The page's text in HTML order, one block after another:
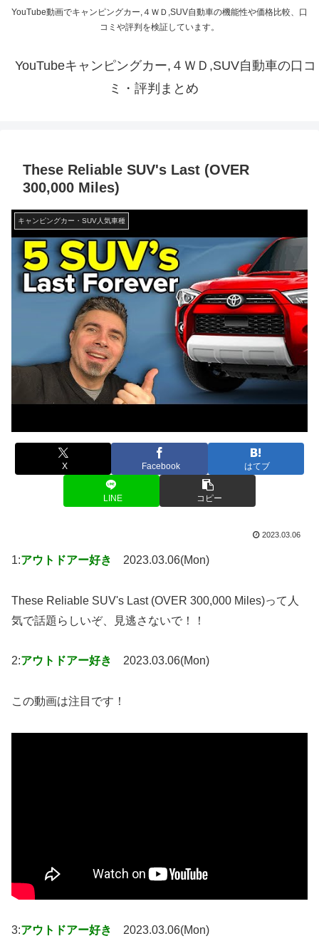
YouTube動画でキャンピングカー,４ＷＤ,SUV自動車の機能性や価格比較、口
コミや評判を検証しています。
YouTubeキャンピングカー,４ＷＤ,SUV自動車の口コ
ミ・評判まとめ
These Reliable SUV's Last (OVER
300,000 Miles)
キャンピングカー・SUV人気車種
X Facebook はてブ
LINE コピー
2023.03.06
1:アウトドアー好き 2023.03.06(Mon)
These Reliable SUV's Last (OVER 300,000 Miles)って人
気で話題らしいぞ、見逃さないで！！
2:アウトドアー好き 2023.03.06(Mon)
この動画は注目です！
3:アウトドアー好き 2023.03.06(Mon)